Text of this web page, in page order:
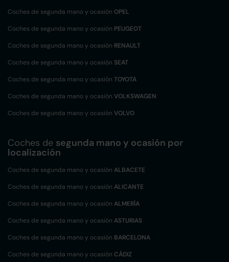
Coches de segunda mano y ocasión OPEL
Coches de segunda mano y ocasión PEUGEOT
Coches de segunda mano y ocasión RENAULT
Coches de segunda mano y ocasión SEAT
Coches de segunda mano y ocasión TOYOTA
Coches de segunda mano y ocasión VOLKSWAGEN
Coches de segunda mano y ocasión VOLVO
Coches de segunda mano y ocasión por
localización
Coches de segunda mano y ocasión ALBACETE
Coches de segunda mano y ocasión ALICANTE
Coches de segunda mano y ocasión ALMERÍA
Coches de segunda mano y ocasión ASTURIAS
Coches de segunda mano y ocasión BARCELONA
Coches de segunda mano y ocasión CÁDIZ